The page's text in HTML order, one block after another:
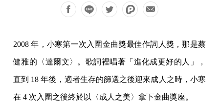
2008 年，小寒第一次入圍金曲獎最佳作詞人獎，那是蔡
健雅的〈達爾文〉。歌詞裡唱著「進化成更好的人」，
直到 18 年後，適者生存的篩選之後迎來成人之時，小寒
在 4 次入圍之後終於以〈成人之美〉拿下金曲獎座。